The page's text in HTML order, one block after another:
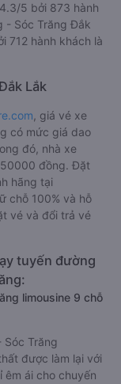
5 bởi 873 hành
- Sóc Trăng Đắk
712 hành khách là
Lắk
, giá vé xe
có mức giá dao
đó, nhà xe
đồng. Đặt
hãng tại
chỗ 100% và hỗ
vé và đổi trả vé
tuyến đường
limousine 9 chỗ
Trăng
được làm lại với
êm ái cho chuyến